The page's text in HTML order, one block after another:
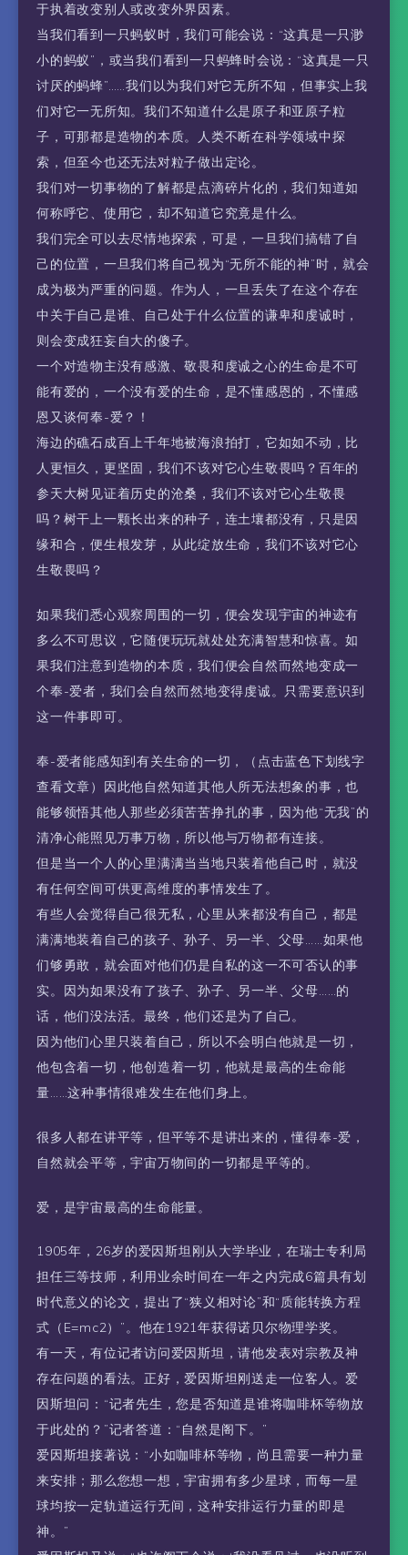
于执着改变别人或改变外界因素。
当我们看到一只蚂蚁时，我们可能会说：“这真是一只渺
小的蚂蚁”，或当我们看到一只蚂蜂时会说：“这真是一只
讨厌的蚂蜂”……我们以为我们对它无所不知，但事实上我
们对它一无所知。我们不知道什么是原子和亚原子粒
子，可那都是造物的本质。人类不断在科学领域中探
索，但至今也还无法对粒子做出定论。
我们对一切事物的了解都是点滴碎片化的，我们知道如
何称呼它、使用它，却不知道它究竟是什么。
我们完全可以去尽情地探索，可是，一旦我们搞错了自
己的位置，一旦我们将自己视为“无所不能的神”时，就会
成为极为严重的问题。作为人，一旦丢失了在这个存在
中关于自己是谁、自己处于什么位置的谦卑和虔诚时，
则会变成狂妄自大的傻子。
一个对造物主没有感激、敬畏和虔诚之心的生命是不可
能有爱的，一个没有爱的生命，是不懂感恩的，不懂感
恩又谈何奉-爱？！
海边的礁石成百上千年地被海浪拍打，它如如不动，比
人更恒久，更坚固，我们不该对它心生敬畏吗？百年的
参天大树见证着历史的沧桑，我们不该对它心生敬畏
吗？树干上一颗长出来的种子，连土壤都没有，只是因
缘和合，便生根发芽，从此绽放生命，我们不该对它心
生敬畏吗？
如果我们悉心观察周围的一切，便会发现宇宙的神迹有
多么不可思议，它随便玩玩就处处充满智慧和惊喜。如
果我们注意到造物的本质，我们便会自然而然地变成一
个奉-爱者，我们会自然而然地变得虔诚。只需要意识到
这一件事即可。
奉-爱者能感知到有关生命的一切，（点击蓝色下划线字
查看文章）因此他自然知道其他人所无法想象的事，也
能够领悟其他人那些必须苦苦挣扎的事，因为他“无我”的
清净心能照见万事万物，所以他与万物都有连接。
但是当一个人的心里满满当当地只装着他自己时，就没
有任何空间可供更高维度的事情发生了。
有些人会觉得自己很无私，心里从来都没有自己，都是
满满地装着自己的孩子、孙子、另一半、父母……如果他
们够勇敢，就会面对他们仍是自私的这一不可否认的事
实。因为如果没有了孩子、孙子、另一半、父母……的
话，他们没法活。最终，他们还是为了自己。
因为他们心里只装着自己，所以不会明白他就是一切，
他包含着一切，他创造着一切，他就是最高的生命能
量……这种事情很难发生在他们身上。
很多人都在讲平等，但平等不是讲出来的，懂得奉-爱，
自然就会平等，宇宙万物间的一切都是平等的。
爱，是宇宙最高的生命能量。
1905年，26岁的爱因斯坦刚从大学毕业，在瑞士专利局
担任三等技师，利用业余时间在一年之内完成6篇具有划
时代意义的论文，提出了“狭义相对论”和“质能转换方程
式（E=mc2）”。他在1921年获得诺贝尔物理学奖。
有一天，有位记者访问爱因斯坦，请他发表对宗教及神
存在问题的看法。正好，爱因斯坦刚送走一位客人。爱
因斯坦问：“记者先生，您是否知道是谁将咖啡杯等物放
于此处的？”记者答道：“自然是阁下。”
爱因斯坦接著说：“小如咖啡杯等物，尚且需要一种力量
来安排；那么您想一想，宇宙拥有多少星球，而每一星
球均按一定轨道运行无间，这种安排运行力量的即是
神。”